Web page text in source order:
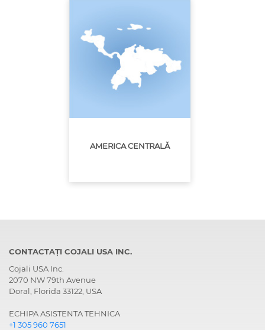
AMERICA CENTRALĂ
CONTACTAȚI COJALI USA INC.
Cojali USA Inc.
2070 NW 79th Avenue
Doral, Florida 33122, USA
ECHIPA ASISTENTA TEHNICA
+1 305 960 7651